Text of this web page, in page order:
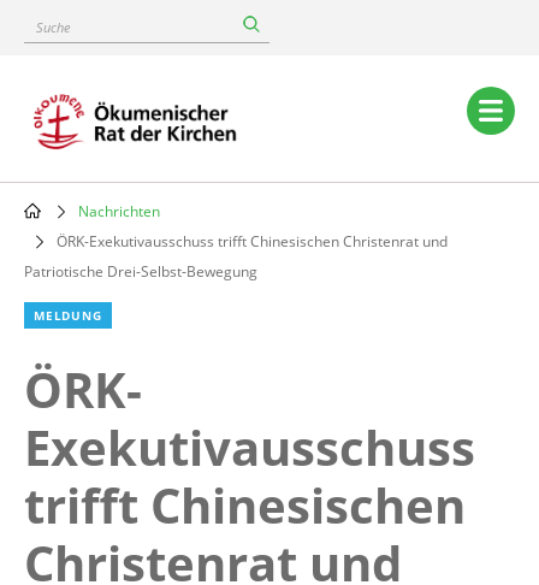
content
Suche
Main
navigation
Breadcrumb
Nachrichten
ÖRK-Exekutivausschuss trifft Chinesischen Christenrat und
Patriotische Drei-Selbst-Bewegung
MELDUNG
ÖRK-
Exekutivausschuss
trifft Chinesischen
Christenrat und